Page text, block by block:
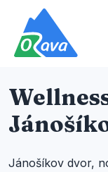
Jánošíkov dvor,